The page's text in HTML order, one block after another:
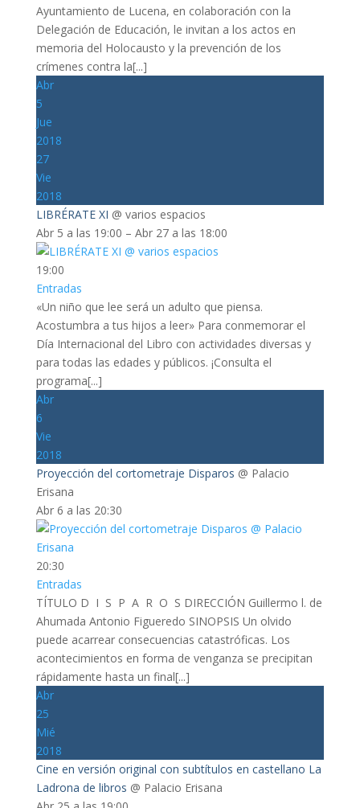
Ayuntamiento de Lucena, en colaboración con la
Delegación de Educación, le invitan a los actos en
memoria del Holocausto y la prevención de los
crímenes contra la[...]
Abr
5
Jue
2018
27
Vie
2018
LIBRÉRATE XI @ varios espacios
Abr 5 a las 19:00 – Abr 27 a las 18:00
19:00
Entradas
«Un niño que lee será un adulto que piensa.
Acostumbra a tus hijos a leer» Para conmemorar el
Día Internacional del Libro con actividades diversas y
para todas las edades y públicos. ¡Consulta el
programa[...]
Abr
6
Vie
2018
Proyección del cortometraje Disparos @ Palacio
Erisana
Abr 6 a las 20:30
20:30
Entradas
TÍTULO D I S P A R O S DIRECCIÓN Guillermo l. de
Ahumada Antonio Figueredo SINOPSIS Un olvido
puede acarrear consecuencias catastróficas. Los
acontecimientos en forma de venganza se precipitan
rápidamente hasta un final[...]
Abr
25
Mié
2018
Cine en versión original con subtítulos en castellano La
Ladrona de libros @ Palacio Erisana